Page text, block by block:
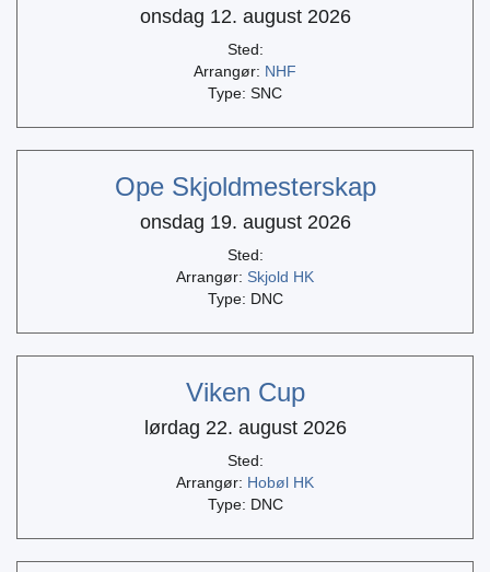
onsdag 12. august 2026
Sted:
Arrangør: NHF
Type: SNC
Ope Skjoldmesterskap
onsdag 19. august 2026
Sted:
Arrangør: Skjold HK
Type: DNC
Viken Cup
lørdag 22. august 2026
Sted:
Arrangør: Hobøl HK
Type: DNC